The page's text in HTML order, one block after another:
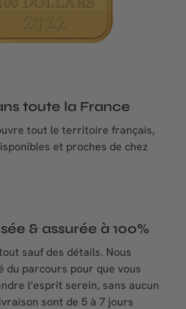
toute la France
tout le territoire français,
et proches de chez
& assurée à 100%
sauf des détails. Nous
du parcours pour que vous
l’esprit serein, sans aucun
sont de 5 à 7 jours